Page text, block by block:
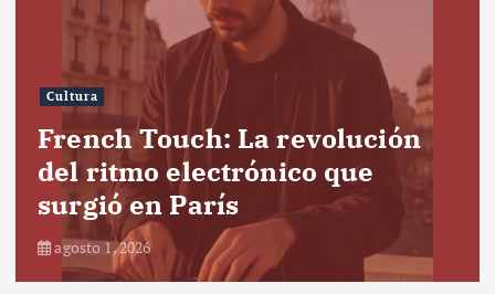
Cultura
French Touch: La revolución
del ritmo electrónico que
surgió en París
agosto 1, 2026